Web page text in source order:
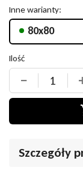
Inne warianty:
80x80
Ilość
−
Szczegóły